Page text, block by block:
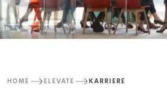
HOME ELEVATE KARRIERE